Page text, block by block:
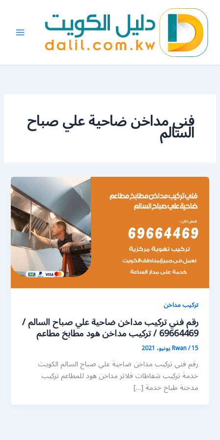
المحتوى
فني مداخن ضاحية علي صباح
السالم
تركيب مداخن
رقم فني تركيب مداخن ضاحية علي صباح السالم /
69664469 / تركيب مداخن هود مطابخ مطاعم
Rwan/15 يونيو، 2021
رقم فني تركيب مداخن ضاحية علي صباح السالم الكويت
خدمة تركيب شفاطات فلاتر مداخن هود للمطاعم تركيب
مدخنة طباخ خدمة […]